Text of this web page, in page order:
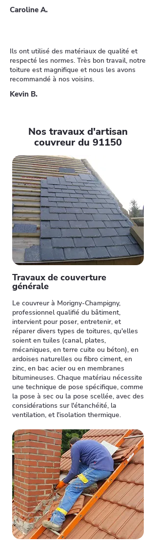
Caroline A.
Ils ont utilisé des matériaux de qualité et
respecté les normes. Très bon travail, notre
toiture est magnifique et nous les avons
recommandé à nos voisins.
Kevin B.
Nos travaux d'artisan
couvreur du 91150
Travaux de couverture
générale
Le couvreur à Morigny-Champigny,
professionnel qualifié du bâtiment,
intervient pour poser, entretenir, et
réparer divers types de toitures, qu'elles
soient en tuiles (canal, plates,
mécaniques, en terre cuite ou béton), en
ardoises naturelles ou fibro ciment, en
zinc, en bac acier ou en membranes
bitumineuses. Chaque matériau nécessite
une technique de pose spécifique, comme
la pose à sec ou la pose scellée, avec des
considérations sur l'étanchéité, la
ventilation, et l'isolation thermique.